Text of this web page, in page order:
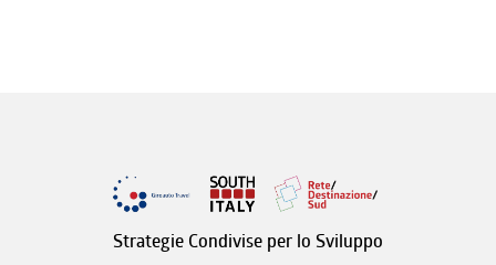
Strategie Condivise per lo Sviluppo